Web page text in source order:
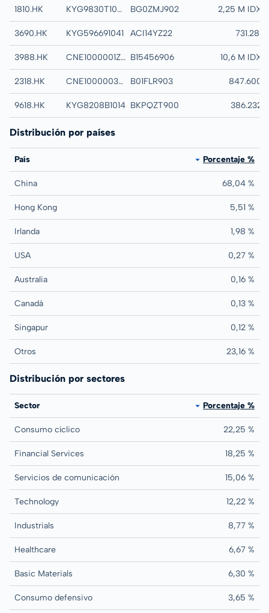
1810.HK KYG9830T1067 BG0ZMJ902 XIAOMI CORP
2,25 M IDX
3690.HK KYG596691041 ACI14YZ22 MEITUAN CLASS B
731.281
3988.HK CNE1000001Z5 B15456906 BANK OF CHINA
10,6 M IDX
2318.HK CNE1000003X6 B01FLR903 PING AN847.600
9618.HK KYG8208B1014 BKPQZT900 JD.COM INC386.232
Distribución por países
País Porcentaje %
China 68,04 %
Hong Kong 5,51 %
Irlanda 1,98 %
USA 0,27 %
Australia 0,16 %
Canadá 0,13 %
Singapur 0,12 %
Otros 23,16 %
Distribución por sectores
Sector Porcentaje %
Consumo cíclico 22,25 %
Financial Services 18,25 %
Servicios de comunicación 15,06 %
Technology 12,22 %
Industrials 8,77 %
Healthcare 6,67 %
Basic Materials 6,30 %
Consumo defensivo 3,65 %